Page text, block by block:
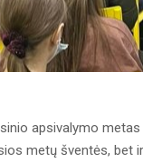
apsivalymo
metų šventės, bet